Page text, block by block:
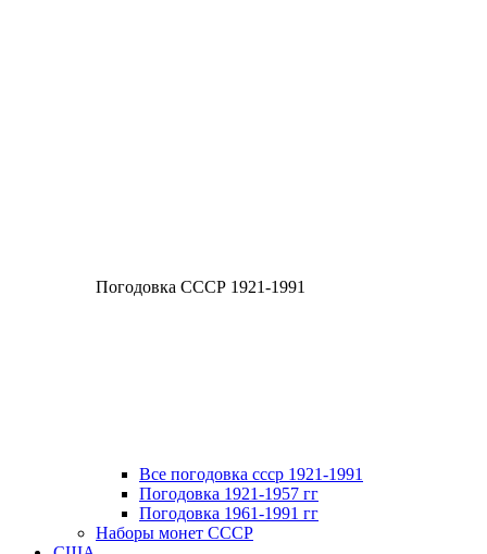
Погодовка СССР 1921-1991
Все погодовка ссср 1921-1991
Погодовка 1921-1957 гг
Погодовка 1961-1991 гг
Наборы монет СССР